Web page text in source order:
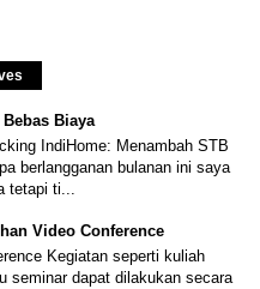
Biaya
IndiHome: Menambah STB
berlangganan bulanan ini saya
tetapi ti...
Video Conference
Kegiatan seperti kuliah
seminar dapat dilakukan secara